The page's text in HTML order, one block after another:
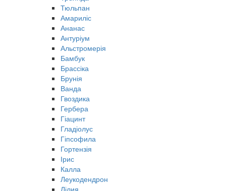
Тюльпан
Амариліс
Ананас
Антуріум
Альстромерія
Бамбук
Брассіка
Брунія
Ванда
Гвоздика
Гербера
Гіацинт
Гладіолус
Гіпсофила
Гортензія
Ірис
Калла
Леукодендрон
Лілия